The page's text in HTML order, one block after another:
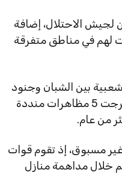
لجيش الاحتلال، إضافة
لهم في مناطق متفرقة
بين الشبان وجنود
الاحتلال، وتركزت في 58 نقطة بالضفة، وتخللها إلقاء حجارة، فيما خرجت 5 مظاهرات منددة
من عام.
منذ 7 أكتوبر/تشرين أول 2023، تصعيداً غير مسبوق، إذ تقوم قوات
خلال مداهمة منازل